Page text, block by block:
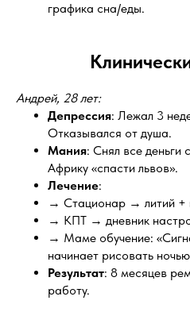
графика сна/еды.
Андрей, 28 лет:
Депрессия: Лежал 3
Отказывался от душа.
Мания: Снял все деньги
Африку «спасти львов».
Лечение:
→ Стационар → литий +
→ КПТ → дневник
→ Маме обучение:
начинает рисовать
Результат: 8 месяцев
работу.